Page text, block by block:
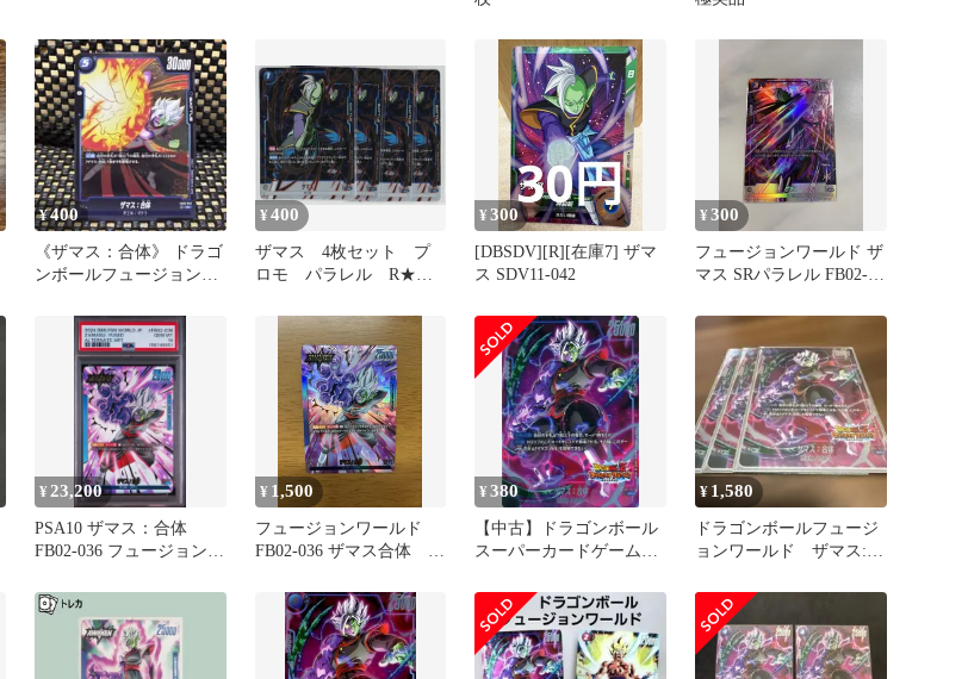
¥400
《ザマス：合体》 ドラゴ
ンボールフュージョンワ
¥400
ザマス 4枚セット プ
ロモ パラレル R★
ルド
¥300
[DBSDV][R][在庫7] ザマ
ス SDV11-042
¥300
フュージョンワールド ザ
マス SRパラレル FB02-
¥ 23,200
PSA10 ザマス：合体
FB02-036 フュージョンワ
¥ 1,500
フュージョンワールド
FB02-036 ザマス合体 リ
¥380
【中古】ドラゴンボール
スーパーカードゲーム
ス：合体(ドッカンバトル
イラスト版)
¥ 1,580
ドラゴンボールフュージ
ョンワールド ザマス:合